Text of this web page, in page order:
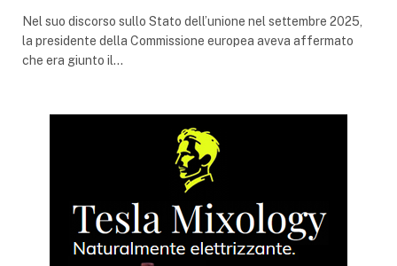
Nel suo discorso sullo Stato dell’unione nel settembre 2025,
la presidente della Commissione europea aveva affermato
che era giunto il…